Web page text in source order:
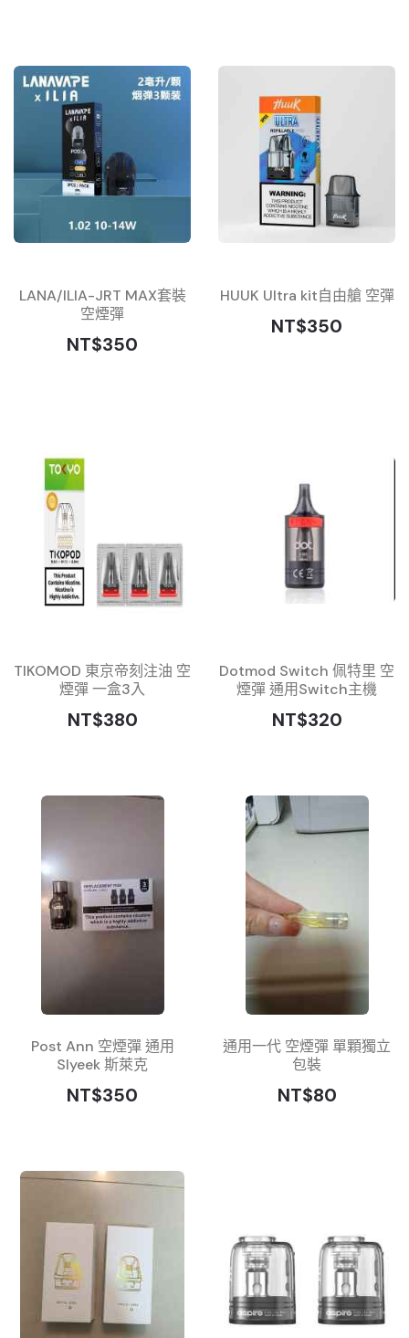
LANA/ILIA-JRT MAX套裝
空煙彈
NT$350
HUUK Ultra kit自由艙 空彈
NT$350
TIKOMOD 東京帝刻注油 空
煙彈 一盒3入
NT$380
Dotmod Switch 佩特里 空
煙彈 通用Switch主機
NT$320
Post Ann 空煙彈 通用
Slyeek 斯萊克
NT$350
通用一代 空煙彈 單顆獨立
包裝
NT$80